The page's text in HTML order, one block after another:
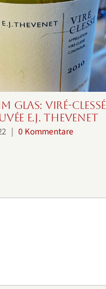
Glas: Viré-Clessé
E.J. Thevenet
| 0 Kommentare